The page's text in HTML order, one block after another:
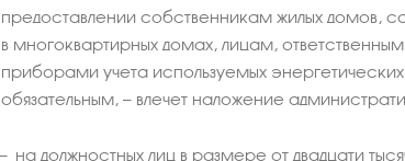
предоставлении собственникам жилых домов,
в многоквартирных домах, лицам,
приборами учета используемых
обязательным, — влечет наложение
на должностных лиц в размере от двадцати